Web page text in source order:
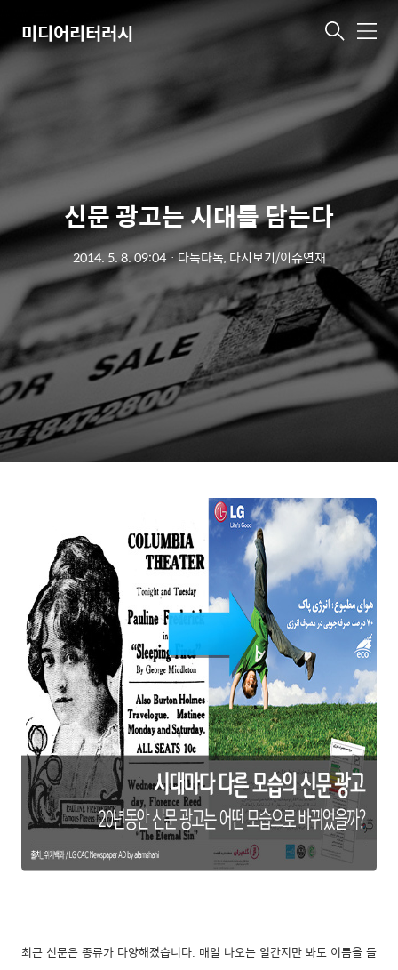
미디어리터러시 메
뉴
신문 광고는 시대를 담는다
2014. 5. 8. 09:04ㆍ 다독다독, 다시보기/이슈연재
최근 신문은 종류가 다양해졌습니다. 매일 나오는 일간지만 봐도 이름을 들